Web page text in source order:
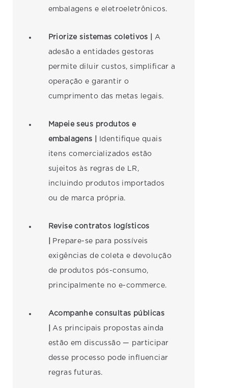
embalagens e eletroeletrônicos.
Priorize sistemas coletivos |A
adesão a entidades gestoras
permite diluir custos, simplificar a
operação e garantir o
cumprimento das metas legais.
Mapeie seus produtos e
embalagens | Identifique quais
itens comercializados estão
sujeitos às regras de LR,
incluindo produtos importados
ou de marca própria.
Revise contratos logísticos
Prepare-se para possíveis
exigências de coleta e devolução
de produtos pós-consumo,
principalmente no e-commerce.
Acompanhe consultas públicas
|As principais propostas ainda
estão em discussão — participar
desse processo pode influenciar
regras futuras.